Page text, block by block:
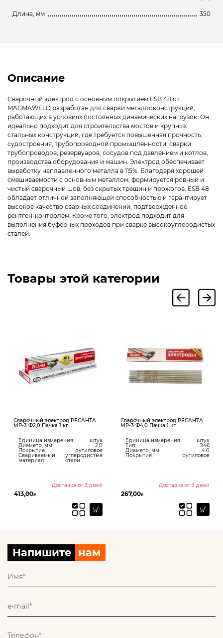
Длина, мм 350
Описание
Сварочный электрод с основным покрытием ESB 48 от
MAGMAWELD разработан для сварки металлоконструкций,
работающих в условиях постоянных динамических нагрузок. Он
идеально подходит для строительства мостов и крупных
стальных конструкций, где требуется повышенная прочность,
судостроения, трубопроводной промышленности: сварки
трубопроводов, резервуаров, сосудов под давлением и котлов,
производства оборудования и машин. Электрод обеспечивает
выработку наплавленного металла в 115%. Благодаря хорошей
смешиваемости с основным металлом, формируется ровный и
чистый сварочный шов, без скрытых трещин и прожогов. ESB 48
обладает отличной заполняющей способностью и гарантирует
высокое качество сварных соединений, подтвержденное
рентген-контролем. Кроме того, электрод подходит для
выполнения буферных проходов при сварке высокоуглеродистых
сталей.
Товары этой категории
Сварочный электрод РЕСАНТА
МР-3 Ф2,0 Пачка 1 кг
Единица измерения: штук
Диаметр, мм: 2,0
Покрытие: рутиловое
Свариваемый
материал:
углеродистые
стали
Доставка от 3 дней
413,00₽
Сварочный электрод РЕСАНТА
МР-3 Ф4,0 Пачка 1 кг
Единица измерения: штук
Тип: Э46
Диаметр, мм: 4.0
Покрытие: рутиловое
Доставка от 3 дней
267,00₽
Напишите нам